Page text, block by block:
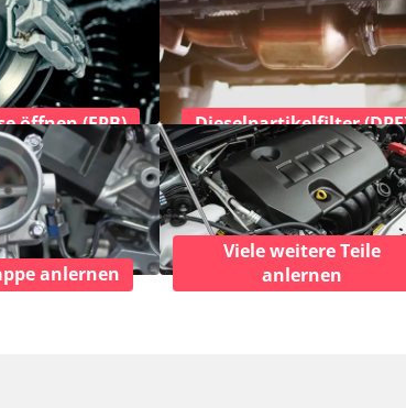
öffnen (EPB) Dieselpartikelfilter
anlernen
Viele weitere Teile
anlernen